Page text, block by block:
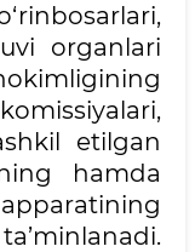
organlari
etilgan
hamda